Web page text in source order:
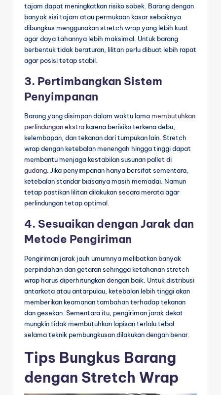
tajam dapat meningkatkan risiko sobek. Barang dengan
banyak sisi tajam atau permukaan kasar sebaiknya
dibungkus menggunakan stretch wrap yang lebih kuat
agar daya tahannya lebih maksimal. Untuk barang
berbentuk tidak beraturan, lilitan perlu dibuat lebih rapat
agar posisi tetap stabil.
3. Pertimbangkan Sistem
Penyimpanan
Barang yang disimpan dalam waktu lama membutuhkan
perlindungan ekstra karena berisiko terkena debu,
kelembapan, dan tekanan dari tumpukan lain. Stretch
wrap dengan ketebalan menengah hingga tinggi dapat
membantu menjaga kestabilan susunan pallet di
gudang. Jika penyimpanan hanya bersifat sementara,
ketebalan standar biasanya masih memadai. Namun
tetap pastikan lilitan dilakukan secara merata agar
perlindungan tetap optimal.
4. Sesuaikan dengan Jarak dan
Metode Pengiriman
Pengiriman jarak jauh umumnya melibatkan banyak
perpindahan dan getaran sehingga ketahanan stretch
wrap harus diperhitungkan dengan baik. Untuk distribusi
antarkota atau antarpulau, ketebalan lebih tinggi akan
memberikan keamanan tambahan terhadap tekanan
dan gesekan. Sementara itu, pengiriman jarak dekat
mungkin tidak membutuhkan lapisan terlalu tebal
selama teknik pembungkusan dilakukan dengan benar.
Tips Bungkus Barang
dengan Stretch Wrap